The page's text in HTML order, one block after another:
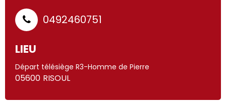
0492460751
LIEU
Départ télésiège R3-Homme de Pierre
05600 RISOUL